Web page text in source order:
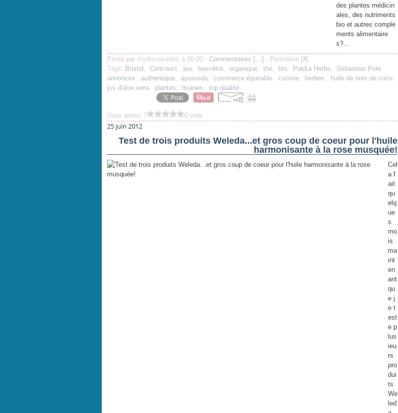
des plantes médicin
ales, des nutriments
bio et autres complé
ments alimentaire
s?...
Posté par mydiscoveries à 05:00 - Commentaires […] - Permalien [#]
Tags: Bristol , Concours, jeu, bien-être, organique, thé, bio, Pukka Herbs, Sebastian Pole,
annonces, authentique, ayurveda, commerce équitable, cuisine, herbes, huile de noix de coco,
jus d'aloe vera, plantes, tisanes, top qualité
Vous aimez ? 0 vote
25 juin 2012
Test de trois produits Weleda...et gros coup de coeur pour l'huile
harmonisante à la rose musquée!
Cel
a f
ait
qu
elq
ue
s
mo
is
ma
int
en
ant
qu
e j
e t
est
e p
lus
ieu
rs
pro
dui
ts
We
led